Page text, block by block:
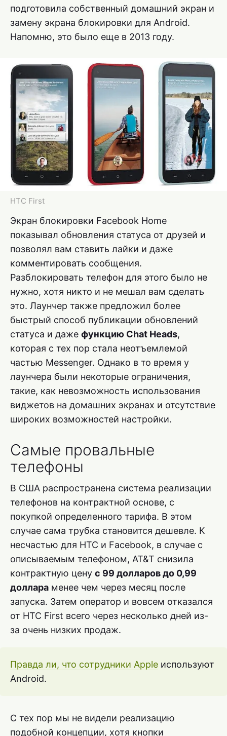
подготовила собственный домашний экран и
замену экрана блокировки для Android.
Напомню, это было еще в 2013 году.
HTC First
Экран блокировки Facebook Home
показывал обновления статуса от друзей и
позволял вам ставить лайки и даже
комментировать сообщения.
Разблокировать телефон для этого было не
нужно, хотя никто и не мешал вам сделать
это. Лаунчер также предложил более
быстрый способ публикации обновлений
статуса и даже функцию Chat Heads,
которая с тех пор стала неотъемлемой
частью Messenger. Однако в то время у
лаунчера были некоторые ограничения,
такие, как невозможность использования
виджетов на домашних экранах и отсутствие
широких возможностей настройки.
Самые провальные
телефоны
В США распространена система реализации
телефонов на контрактной основе, с
покупкой определенного тарифа. В этом
случае сама трубка становится дешевле. К
несчастью для HTC и Facebook, в случае с
описываемым телефоном, AT&T снизила
контрактную цену с 99 долларов до 0,99
доллара менее чем через месяц после
запуска. Затем оператор и вовсем отказался
от HTC First всего через несколько дней из-
за очень низких продаж.
Правда ли, что сотрудники Apple используют
Android.
С тех пор мы не видели реализацию
подобной концепции, хотя кнопки